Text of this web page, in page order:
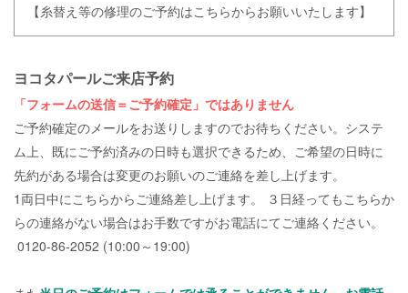
【糸替え等の修理のご予約はこちらからお願いいたします】
ヨコタパールご来店予約
「フォームの送信＝ご予約確定」ではありません
ご予約確定のメールをお送りしますのでお待ちください。システ
ム上、既にご予約済みの日時も選択できるため、ご希望の日時に
先約がある場合は変更のお願いのご連絡を差し上げます。
1両日中にこちらからご連絡差し上げます。 ３日経ってもこちらか
らの連絡がない場合はお手数ですがお電話にてご連絡ください。
0120-86-2052 (10:00～19:00)